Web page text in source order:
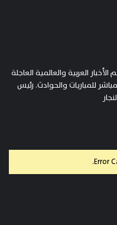
العربية والعالمية العاجلة
للمباريات والحوادث. رئيس
Error